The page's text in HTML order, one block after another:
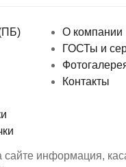
О компании
ГОСТы и
Контакты
информация,